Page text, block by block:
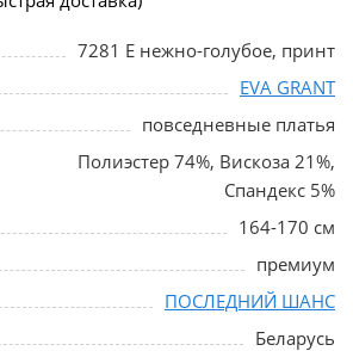
7281 Е нежно-голубое, принт
EVA GRANT
повседневные платья
Полиэстер 74%, Вискоза 21%,
Спандекс 5%
164-170 см
премиум
ПОСЛЕДНИЙ ШАНС
Беларусь